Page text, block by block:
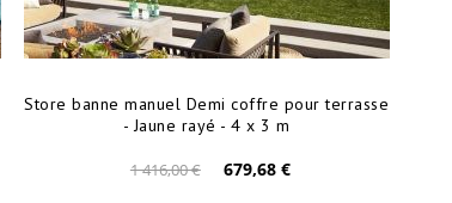
Store banne manuel Demi coffre pour terrasse
- Jaune rayé - 4 x 3 m
1 416,00 € 679,68 €